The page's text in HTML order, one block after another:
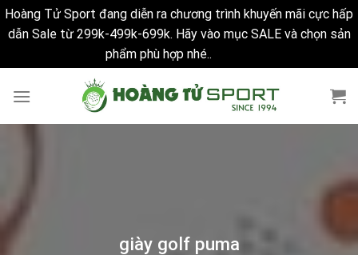
Hoàng Tử Sport đang diễn ra chương trình khuyến mãi cực hấp
dẫn Sale từ 299k-499k-699k. Hãy vào mục SALE và chọn sản
phẩm phù hợp nhé..
giày golf puma